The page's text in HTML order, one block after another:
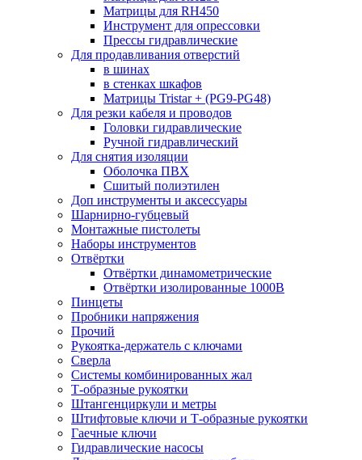
Матрицы для RH450
Инструмент для опрессовки
Прессы гидравлические
Для продавливания отверстий
в шинах
в стенках шкафов
Матрицы Tristar + (PG9-PG48)
Для резки кабеля и проводов
Головки гидравлические
Ручной гидравлический
Для снятия изоляции
Оболочка ПВХ
Сшитый полиэтилен
Доп инструменты и аксессуары
Шарнирно-губцевый
Монтажные пистолеты
Наборы инструментов
Отвёртки
Отвёртки динамометрические
Отвёртки изолированные 1000В
Пинцеты
Пробники напряжения
Прочий
Рукоятка-держатель с ключами
Сверла
Системы комбинированных жал
Т-образные рукоятки
Штангенциркули и метры
Штифтовые ключи и Т-образные рукоятки
Гаечные ключи
Гидравлические насосы